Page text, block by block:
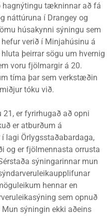
hagnýtingu tækninnar að fá
nátt­úr­una í Drangey og
húsakynni sýningu sem
verið í Minjahúsinu á
þeirrar sögu um hvernig
voru fjölmargir á 20.
tíma þar sem verkstæðin
tóku við.
er fyrirhugað að opni
er atburðum á
lagi Örlygsstaðabardaga,
og er fjölmennasta orrusta
sýningarinnar mun
hennar en
sem opnuð
sýningin ekki aðeins